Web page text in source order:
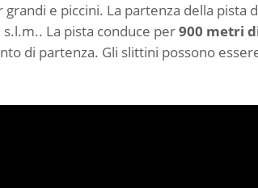
e piccini. La partenza della
La pista conduce per900 metri
di partenza. Gli slittini possono